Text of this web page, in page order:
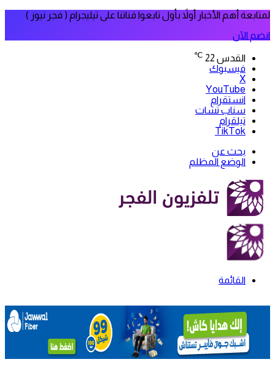
لمتابعة أهم الأخبار أولاً بأول تابعوا قناتنا على تيليجرام ( فجر نيوز )
انضم الآن
القدس 22
℃
فيسبوك
‫X
‫YouTube
انستقرام
سناب تشات
تيلقرام
‫TikTok
بحث عن
الوضع المظلم
القائمة